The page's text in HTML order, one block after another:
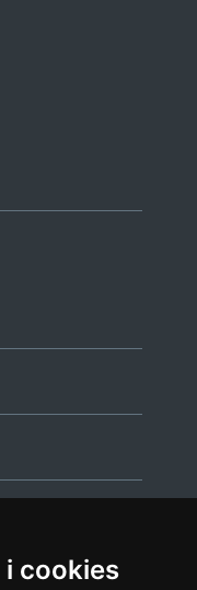
i cookies